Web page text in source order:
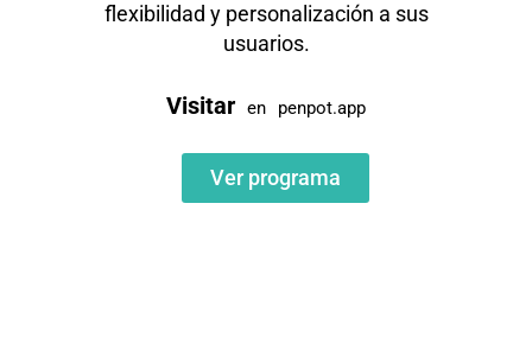
flexibilidad y personalización a sus
usuarios.
Visitar en penpot.app
Ver programa